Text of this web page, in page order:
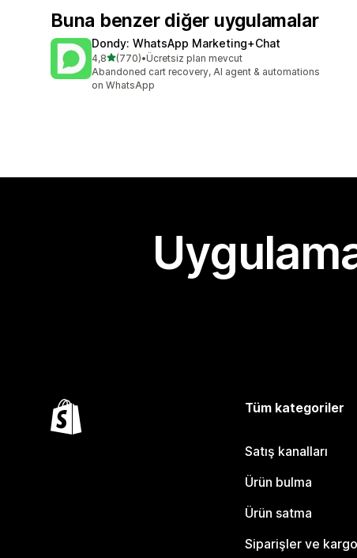
Buna benzer diğer uygulamalar
Dondy: WhatsApp Marketing+Chat
4,85 yıldız üzerinden
(770)
toplam 770 değerlendirme
•Ücretsiz plan mevcut
Abandoned cart recovery, AI agent & automations
on WhatsApp
Tüm kategoriler
Satış kanalları
Ürün bulma
Ürün satma
Siparişler ve kargo